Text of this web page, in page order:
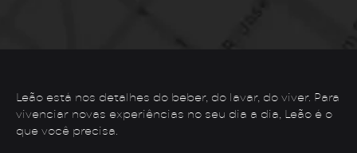
Leão está nos detalhes do beber, do lavar, do viver. Para
vivenciar novas experiências no seu dia a dia, Leão é o
que você precisa.